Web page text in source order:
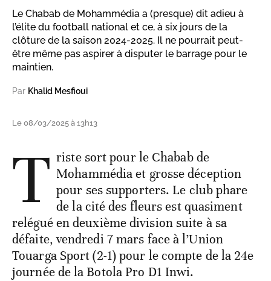
Le Chabab de Mohammédia a (presque) dit adieu à
l’élite du football national et ce, à six jours de la
clôture de la saison 2024-2025. Il ne pourrait peut-
être même pas aspirer à disputer le barrage pour le
maintien.
Par Khalid Mesfioui
Le 08/03/2025 à 13h13
T riste sort pour le Chabab de
Mohammédia et grosse déception
pour ses supporters. Le club phare
de la cité des fleurs est quasiment
relégué en deuxième division suite à sa
défaite, vendredi 7 mars face à l’Union
Touarga Sport (2-1) pour le compte de la 24e
journée de la Botola Pro D1 Inwi.